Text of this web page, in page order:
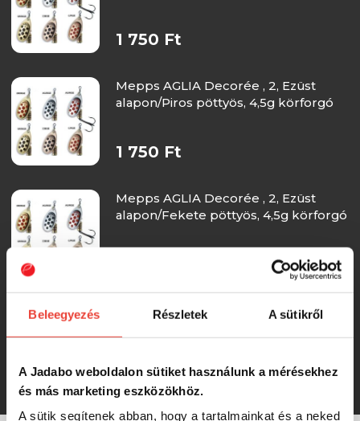
Beleegyezés Részletek A sütikről
A Jadabo weboldalon sütiket használunk a mérésekhez
és más marketing eszközökhöz.
A sütik segítenek abban, hogy a tartalmainkat és a neked
1 750 Ft
Mepps AGLIA Decorée , 2, Ezüst
alapon/Piros pöttyös, 4,5g körforgó
1 750 Ft
Mepps AGLIA Decorée , 2, Ezüst
alapon/Fekete pöttyös, 4,5g körforgó
Mepps AGLIA Decorée , 3, Ezüst
1 750 Ft